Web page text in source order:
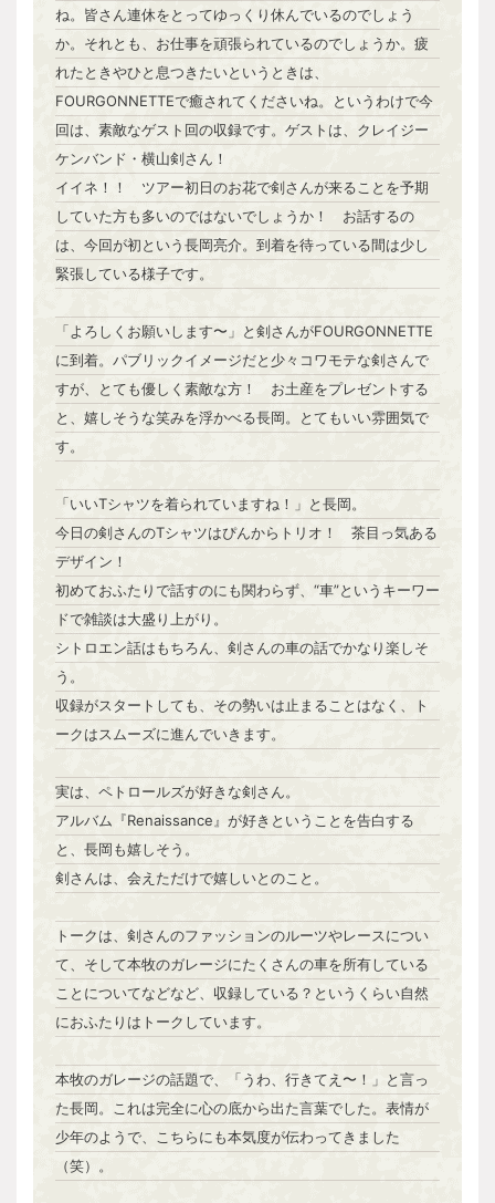
ね。皆さん連休をとってゆっくり休んでいるのでしょう
か。それとも、お仕事を頑張られているのでしょうか。疲
れたときやひと息つきたいというときは、
FOURGONNETTEで癒されてくださいね。というわけで今
回は、素敵なゲスト回の収録です。ゲストは、クレイジー
ケンバンド・横山剣さん！
イイネ！！ ツアー初日のお花で剣さんが来ることを予期
していた方も多いのではないでしょうか！ お話するの
は、今回が初という長岡亮介。到着を待っている間は少し
緊張している様子です。
「よろしくお願いします〜」と剣さんがFOURGONNETTE
に到着。パブリックイメージだと少々コワモテな剣さんで
すが、とても優しく素敵な方！ お土産をプレゼントする
と、嬉しそうな笑みを浮かべる長岡。とてもいい雰囲気で
す。
「いいTシャツを着られていますね！」と長岡。
今日の剣さんのTシャツはぴんからトリオ！ 茶目っ気ある
デザイン！
初めておふたりで話すのにも関わらず、“車”というキーワー
ドで雑談は大盛り上がり。
シトロエン話はもちろん、剣さんの車の話でかなり楽しそ
う。
収録がスタートしても、その勢いは止まることはなく、ト
ークはスムーズに進んでいきます。
実は、ペトロールズが好きな剣さん。
アルバム『Renaissance』が好きということを告白する
と、長岡も嬉しそう。
剣さんは、会えただけで嬉しいとのこと。
トークは、剣さんのファッションのルーツやレースについ
て、そして本牧のガレージにたくさんの車を所有している
ことについてなどなど、収録している？というくらい自然
におふたりはトークしています。
本牧のガレージの話題で、「うわ、行きてえ〜！」と言っ
た長岡。これは完全に心の底から出た言葉でした。表情が
少年のようで、こちらにも本気度が伝わってきました
（笑）。